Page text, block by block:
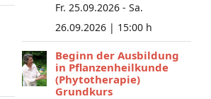
Fr. 25.09.2026 - Sa.
26.09.2026 | 15:00 h
Beginn der Ausbildung
in Pflanzenheilkunde
(Phytotherapie)
Grundkurs